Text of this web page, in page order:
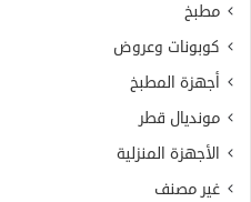
مطبخ
كوبونات وعروض
أجهزة المطبخ
مونديال قطر
الأجهزة المنزلية
غير مصنف